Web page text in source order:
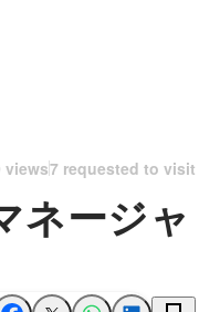
views7 requested to visit
ネージャ